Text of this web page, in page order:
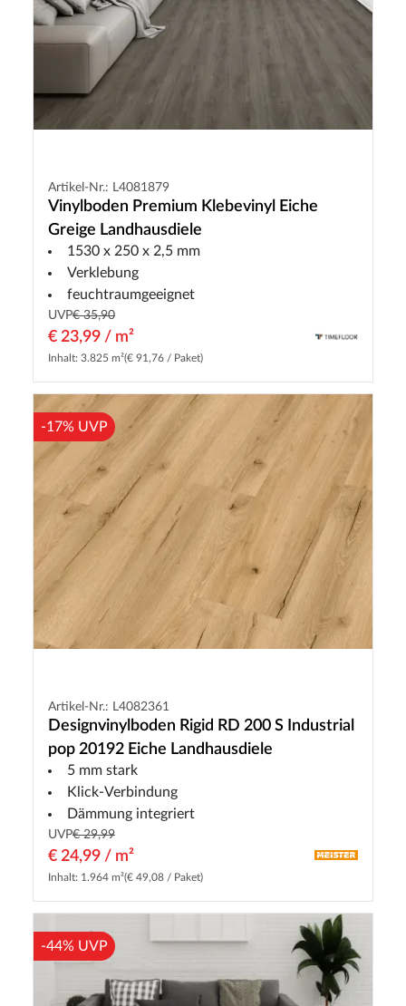
Artikel-Nr.: L4081879
Vinylboden Premium Klebevinyl Eiche
Greige Landhausdiele
1530 x 250 x 2,5 mm
Verklebung
feuchtraumgeeignet
UVP€ 35,90
€ 23,99 / m²
Inhalt: 3.825 m²(€ 91,76 / Paket)
-17% UVP
Artikel-Nr.: L4082361
Designvinylboden Rigid RD 200 S Industrial
pop 20192 Eiche Landhausdiele
5 mm stark
Klick-Verbindung
Dämmung integriert
UVP€ 29,99
€ 24,99 / m²
Inhalt: 1.964 m²(€ 49,08 / Paket)
-44% UVP